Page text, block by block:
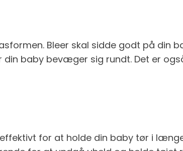
Bleer skal sidde godt på din
din baby bevæger sig rundt. Det er
for at holde din baby tør i